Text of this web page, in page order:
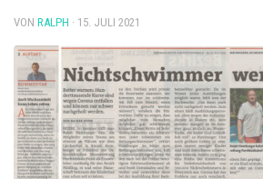
VON RALPH · 15. JULI 2021